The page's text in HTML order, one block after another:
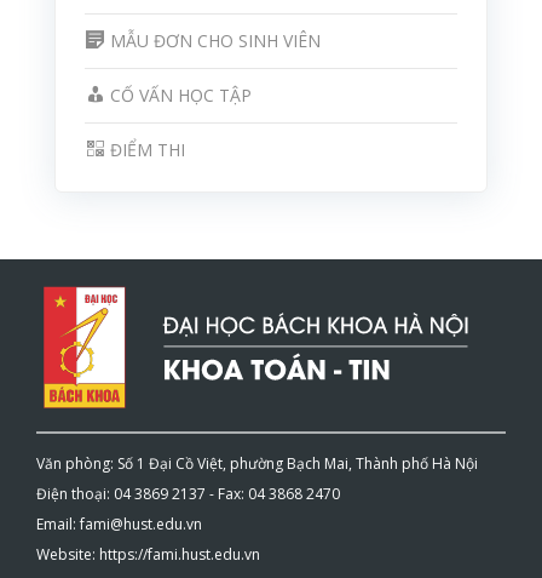
MẪU ĐƠN CHO SINH VIÊN
CỐ VẤN HỌC TẬP
ĐIỂM THI
Văn phòng: Số 1 Đại Cồ Việt, phường Bạch Mai, Thành phố Hà Nội
Điện thoại: 04 3869 2137 - Fax: 04 3868 2470
Email: fami@hust.edu.vn
Website: https://fami.hust.edu.vn